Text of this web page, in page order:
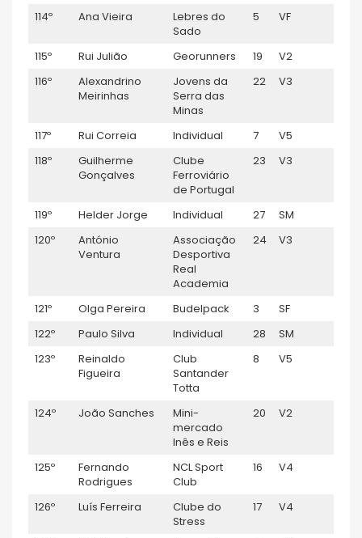
114º Ana Vieira
Lebres do
Sado
5 VF
115º Rui Julião Georunners 19 V2
116º
Alexandrino
Meirinhas
Jovens da
Serra das
Minas
22 V3
117º Rui Correia Individual 7 V5
118º
Guilherme
Gonçalves
Clube
Ferroviário
de Portugal
23 V3
119º Helder Jorge Individual 27 SM
120º
António
Ventura
Associação
Desportiva
Real
Academia
24 V3
121º Olga Pereira Budelpack 3 SF
122º
Paulo Silva Individual 28 SM
123º
Reinaldo
Figueira
Club
Santander
Totta
8 V5
124º João Sanches
Mini-
mercado
Inês e Reis
20 V2
125º
Fernando
Rodrigues
NCL Sport
Club
16 V4
126º Luís Ferreira
Clube do
Stress
17 V4